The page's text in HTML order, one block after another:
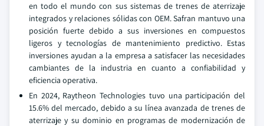
en todo el mundo con sus sistemas de trenes de aterrizaje
integrados y relaciones sólidas con OEM. Safran mantuvo una
posición fuerte debido a sus inversiones en compuestos
ligeros y tecnologías de mantenimiento predictivo. Estas
inversiones ayudan a la empresa a satisfacer las necesidades
cambiantes de la industria en cuanto a confiabilidad y
eficiencia operativa.
En 2024, Raytheon Technologies tuvo una participación del
15.6% del mercado, debido a su línea avanzada de trenes de
aterrizaje y su dominio en programas de modernización de